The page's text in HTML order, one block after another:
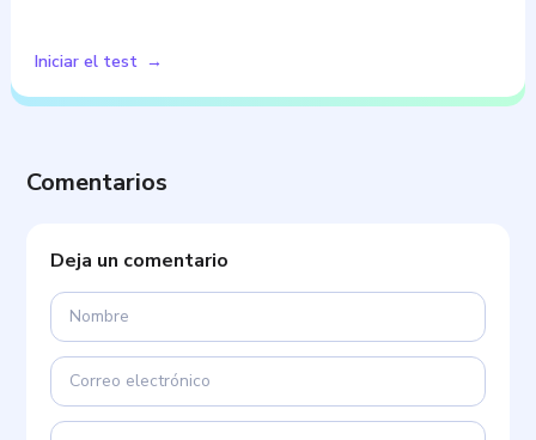
Iniciar el test
Comentarios
Deja un comentario